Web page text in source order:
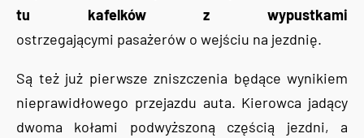
tu kafelków z wypustkami
ostrzegającymi pasażerów o wejściu na jezdnię.
Są też już pierwsze zniszczenia będące wynikiem
nieprawidłowego przejazdu auta. Kierowca jadący
dwoma kołami podwyższoną częścią jezdni, a